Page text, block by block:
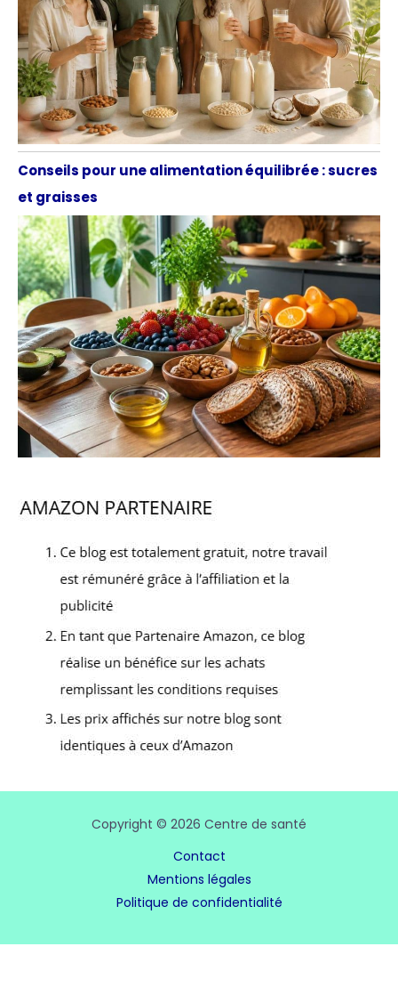
Conseils pour une alimentation équilibrée : sucres
et graisses
Copyright © 2026 Centre de santé
Contact
Mentions légales
Politique de confidentialité